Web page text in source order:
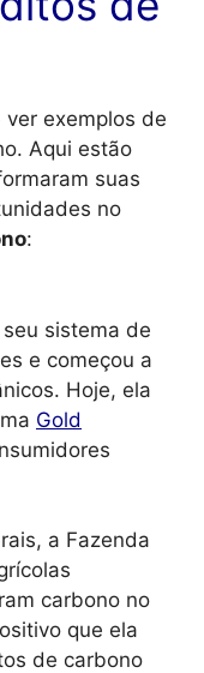
exemplos de
Aqui estão
suas
no
:
sistema de
e começou a
Hoje, ela
Gold
a Fazenda
carbono no
que ela
de carbono